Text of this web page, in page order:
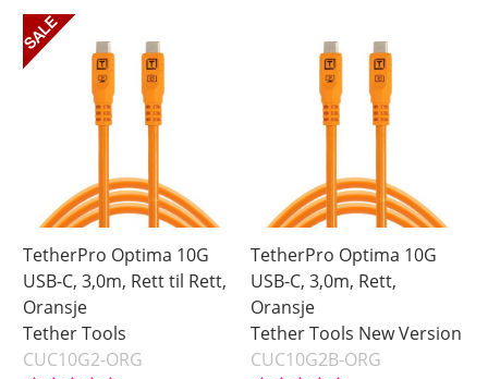
TetherPro Optima 10G
USB-C, 3,0m, Rett til Rett,
Oransje
Tether Tools
CUC10G2-ORG
TetherPro Optima 10G
USB-C, 3,0m, Rett,
Oransje
Tether Tools New Version
CUC10G2B-ORG